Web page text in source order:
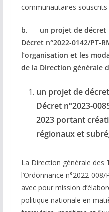
communautaires souscrits
b. un projet de décret
Décret n°2022-0142/PT-
l’organisation et les
de la Direction générale
un projet de
Décret n°2023-
2023 portant
régionaux et
La Direction générale des
l’Ordonnance n°2022-
avec pour mission
politique nationale en